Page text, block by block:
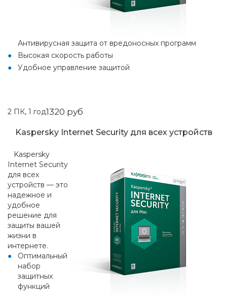
Антивирусная защита от вредоносных программ
Высокая скорость работы
Удобное управление защитой
2 ПК, 1 год1320 руб
Kaspersky Internet Security для всех устройств
Kaspersky
Internet Security
для всех
устройств — это
надежное и
удобное
решение для
защиты вашей
жизни в
интернете.
Оптимальный
набор
защитных
функций